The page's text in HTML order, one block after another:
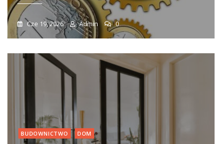
Cze 19, 2026 Admin 0
BUDOWNICTWO DOM